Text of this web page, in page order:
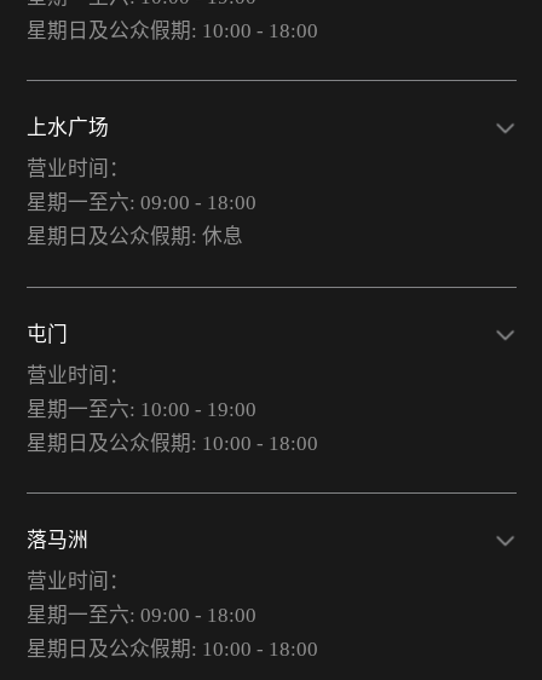
星期日及公众假期: 10:00 - 18:00
上水广场
营业时间：
星期一至六: 09:00 - 18:00
星期日及公众假期: 休息
屯门
营业时间：
星期一至六: 10:00 - 19:00
星期日及公众假期: 10:00 - 18:00
落马洲
营业时间：
星期一至六: 09:00 - 18:00
星期日及公众假期: 10:00 - 18:00